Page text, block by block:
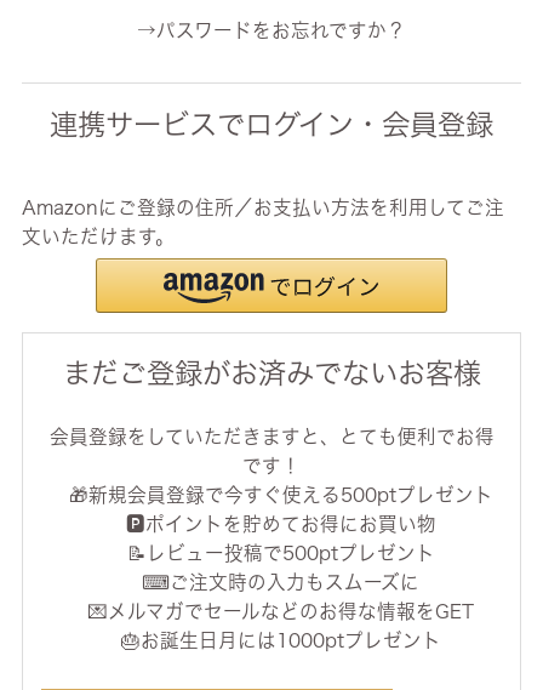
→パスワードをお忘れですか？
連携サービスでログイン・会員登録
Amazonにご登録の住所／お支払い方法を利用してご注
文いただけます。
まだご登録がお済みでないお客様
会員登録をしていただきますと、とても便利でお得
です！
🎁新規会員登録で今すぐ使える500ptプレゼント
🅿️ポイントを貯めてお得にお買い物
📝レビュー投稿で500ptプレゼント
⌨ご注文時の入力もスムーズに
💌メルマガでセールなどのお得な情報をGET
🎂お誕生日月には1000ptプレゼント